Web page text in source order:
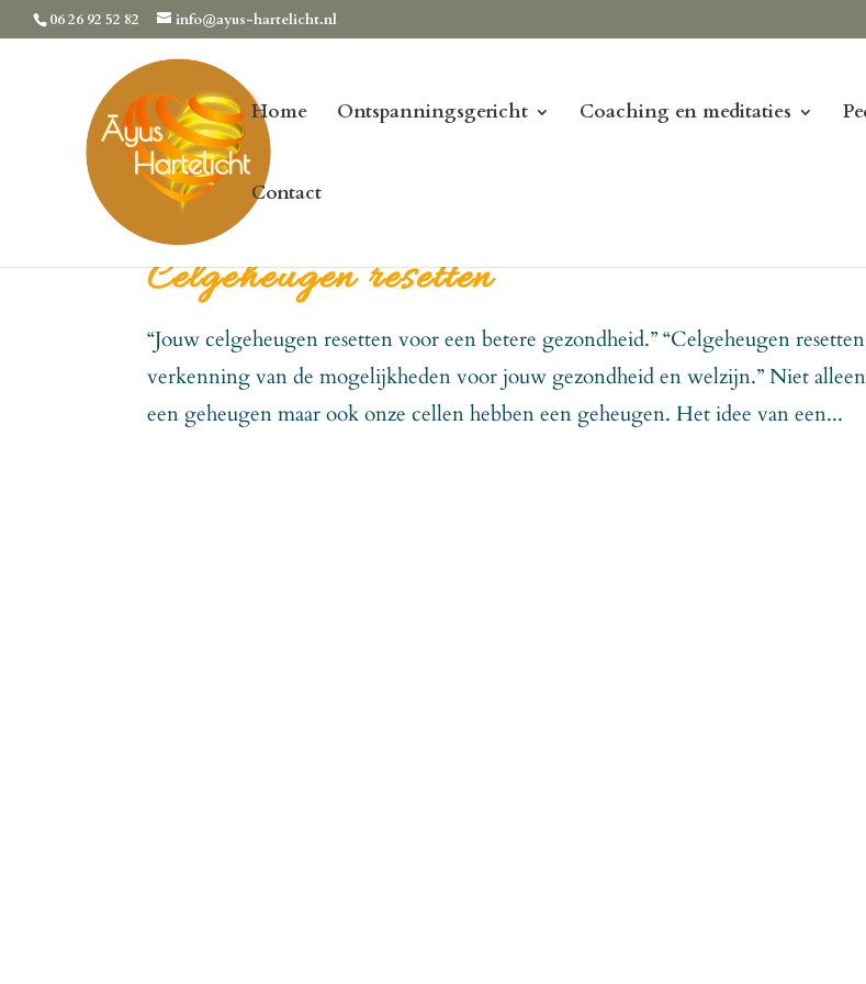
06 26 92 52 82 info@ayus-hartelicht.nl
Home Ontspanningsgericht Coaching en meditaties
Contact
Celgeheugen resetten
“Jouw celgeheugen resetten voor een betere gezondheid.” “Celgeheugen
verkenning van de mogelijkheden voor jouw gezondheid en welzijn.” Niet
een geheugen maar ook onze cellen hebben een geheugen. Het idee van een...